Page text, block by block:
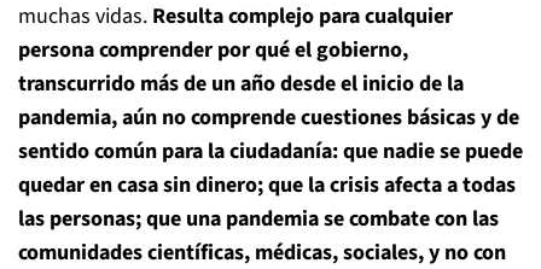
muchas vidas. Resulta complejo para cualquier
persona comprender por qué el gobierno,
transcurrido más de un año desde el inicio de la
pandemia, aún no comprende cuestiones básicas y de
sentido común para la ciudadanía:que nadie se puede
quedar en casa sin dinero; que la crisis afecta a todas
las personas; que una pandemia se combate con las
comunidades científicas, médicas, sociales, y no con